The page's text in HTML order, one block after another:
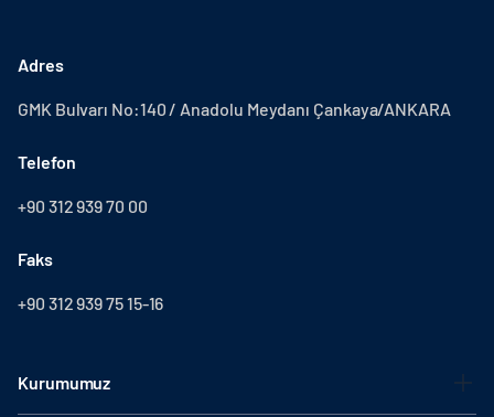
Adres
GMK Bulvarı No:140 / Anadolu Meydanı Çankaya/ANKARA
Telefon
+90 312 939 70 00
Faks
+90 312 939 75 15-16
Kurumumuz